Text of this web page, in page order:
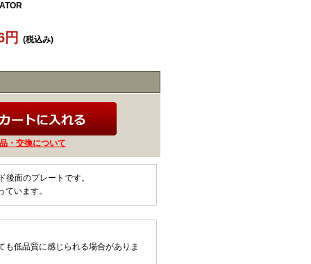
円
(税込み)
・交換について
面のプレートです。
います。
低品質に感じられる場合がありま